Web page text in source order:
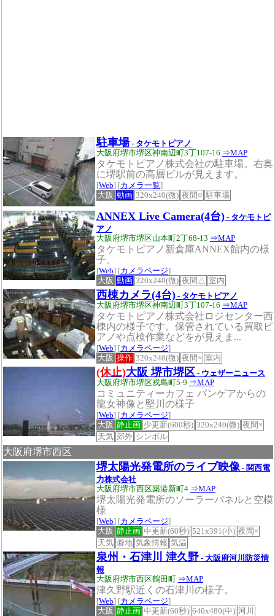
駐車場- タケモトピアノ
大阪府堺市堺区神南辺町3丁107-16 ⇒MAP
タケモトピアノ株式会社の駐車場。右奥
に堺駅前の高層ビルが見えます。
[Web] [カメラ一覧]
大阪 動画 320x240(微) 夜間○ 駐車場
ANNEX Live Camera(4台) - タケモトピ
アノ
大阪府堺市堺区山本町2丁68-13 ⇒MAP
タケモトピアノ新倉庫ANNEX館内の様
子。
[Web] [カメラページ]
大阪 動画 320x240(微) 夜間△ 室内
西棟カメラ(4台) - タケモトピアノ
大阪府堺市堺区神南辺町3丁107-16 ⇒MAP
タケモトピアノ株式会社ロジセンター西
棟内の様子です。保管されている買取ピ
アノや点検作業などをが見えま...
[Web] [カメラページ]
大阪 操作 320x240(微) 夜間× 室内
(休止)大阪 堺市堺区 - ウェザーニュース
大阪府堺市堺区戎島町5-9 ⇒MAP
コミュニティーカフェ パンゲアからの
龍女神像と堅川の様子
[Web] [カメラページ]
大阪 静止画 少更新(600秒) 320x240(微) 夜間×
天気 郊外 シンボル
大阪府堺市西区
堺太陽光発電所のライブ映像- 関西電
力株式会社
大阪府堺市西区築港新町4 ⇒MAP
堺太陽光発電所のソーラーパネルと空模
様
[Web] [カメラページ]
大阪 静止画 中更新(60秒) 521x391(小) 夜間×
天気 僻地 気象情報 気温
泉州・石津川 津久野 - 大阪府河川防災情
報
大阪府堺市西区鶴田町 ⇒MAP
津久野駅近くの石津川の様子。
[Web] [カメラページ]
大阪 静止画 中更新(60秒) 640x480(中) 河川